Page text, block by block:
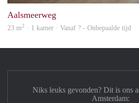
Aalsmeerweg
23 m2 · 1 kamer · Vanaf ? - Onbepaalde tijd
Niks leuks gevonden? Dit is ons
Amsterdam: